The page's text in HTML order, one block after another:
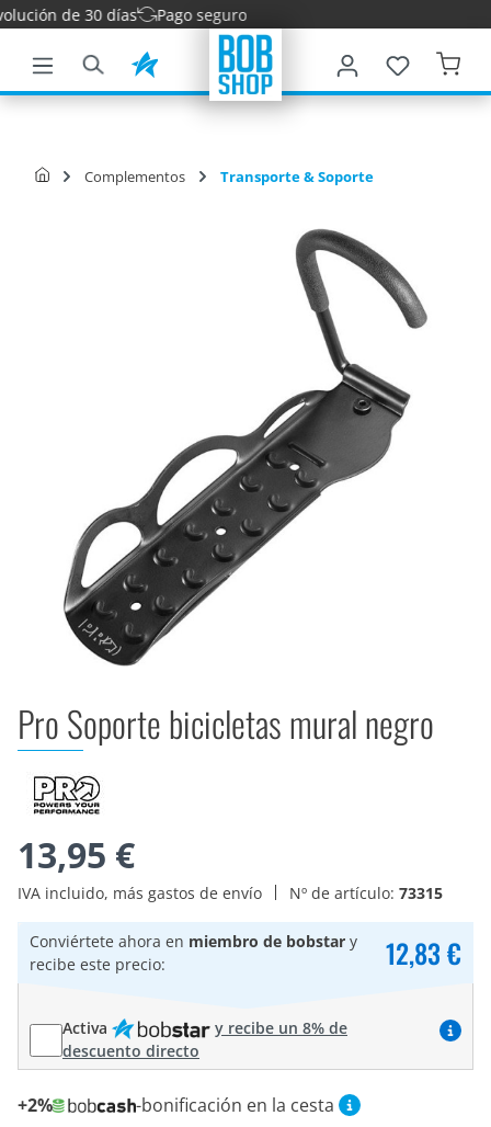
principal
de 30 días Pago seguro
Complementos Transporte & Soporte
Pro Soporte bicicletas mural negro
13,95 €
IVA incluido, más gastos de envío Nº de artículo: 73315
Conviértete ahora en miembro de bobstar y
recibe este precio:
12,83 €
Activa
y recibe un 8% de
descuento directo
+2% -bonificación en la cesta